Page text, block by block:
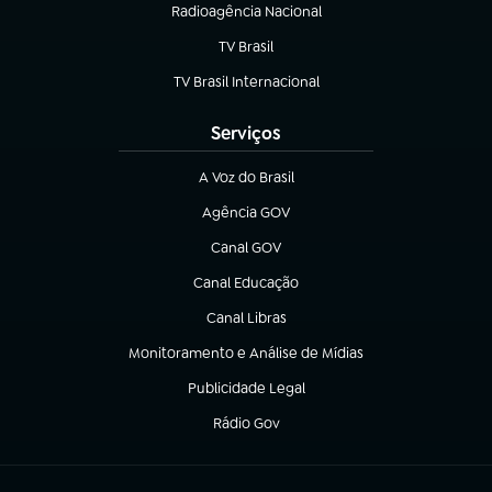
Radioagência Nacional
(abre em nova aba)
TV Brasil
(abre em nova aba)
TV Brasil Internacional
(abre em nova aba)
Serviços
A Voz do Brasil
(abre em nova aba)
Agência GOV
(abre em nova aba)
Canal GOV
(abre em nova aba)
Canal Educação
(abre em nova aba)
Canal Libras
(abre em nova aba)
Monitoramento e Análise de Mídias
(abre em nova aba)
Publicidade Legal
(abre em nova aba)
Rádio Gov
(abre em nova aba)